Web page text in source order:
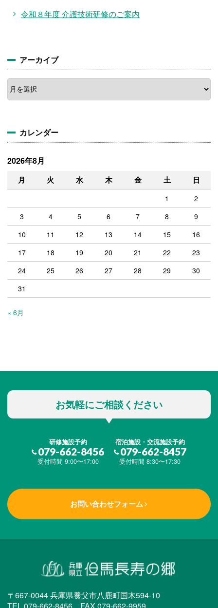
令和８年度 介護技術研修のご案内
アーカイブ
ア
ー
カ
カレンダー
2026年8月
月 火 水 木 金 土 日
1
2
3
4 5 6 7 8
9
10
11 12 13 14 15
16
17
18 19 20 21 22
23
24
25 26 27 28 29
30
31
« 6月
お気軽にご相談ください
研修施設予約
079-662-8456
受付時間 9:00〜17:00
宿泊施設・交流施設予約
079-662-8457
受付時間 8:30〜17:30
お問い合わせフォーム
〒667-0044 兵庫県養父市八鹿町国木594-10
TEL.079-662-8456 FAX.079-662-9959